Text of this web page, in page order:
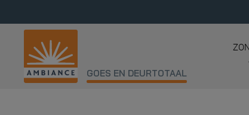
GOES EN DEURTOTAAL